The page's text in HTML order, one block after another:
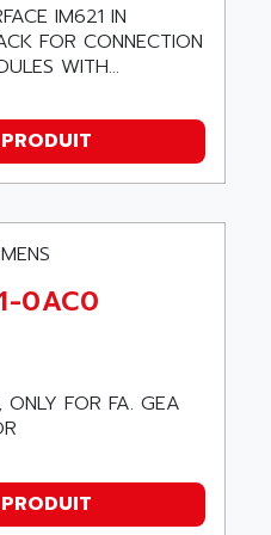
IM621 IN
FOR CONNECTION
WITH...
0AC0
FOR FA. GEA